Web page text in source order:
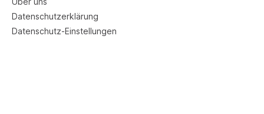
Datenschutzerklärung
Datenschutz-Einstellungen